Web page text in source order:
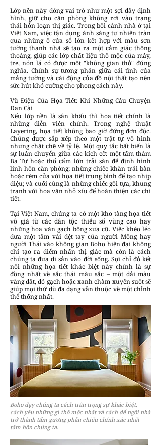
Lớp nền này đóng vai trò như một sợi dây định
hình, giữ cho căn phòng không rơi vào trạng
thái hỗn loạn thị giác. Trong bối cảnh nhà ở tại
Việt Nam, việc tận dụng ánh sáng tự nhiên tràn
qua những ô cửa sổ lớn kết hợp với màu sơn
tường thanh nhã sẽ tạo ra một cảm giác thông
thoáng, giúp các lớp chất liệu thô mộc của mây,
tre, nón lá có được một "không gian thở" đúng
nghĩa. Chính sự tương phản giữa cái tĩnh của
mảng tường và cái động của đồ nội thất tạo nên
sức hút khó cưỡng cho phong cách này.
Vũ Điệu Của Họa Tiết: Khi Những Câu Chuyện
Đan Cài
Nếu lớp nền là sân khấu thì họa tiết chính là
những diễn viên chính. Trong nghệ thuật
Layering, họa tiết không bao giờ đứng đơn độc.
Chúng được sắp xếp theo một trật tự vô hình
nhưng chặt chẽ về tỷ lệ. Một quy tắc bất biến là
sự luân chuyển giữa các kích cỡ: một tấm thảm
Ba Tư hoặc thổ cẩm lớn trải sàn để định hình
linh hồn căn phòng; những chiếc khăn trải bàn
hoặc rèm cửa với họa tiết trung bình để tạo nhịp
điệu; và cuối cùng là những chiếc gối tựa, khung
tranh với hoa văn nhỏ xíu để hoàn thiện các chi
tiết.
Tại Việt Nam, chúng ta có một kho tàng họa tiết
vô giá từ các dân tộc thiểu số vùng cao hay
những hoa văn gạch bông xưa cũ. Việc khéo léo
đưa một tấm vải dệt tay của người Mông hay
người Thái vào không gian Boho hiện đại không
chỉ tạo ra điểm nhấn thị giác mà còn là cách
chúng ta đưa di sản vào đời sống. Sợi chỉ đỏ kết
nối những họa tiết khác biệt này chính là sự
đồng nhất về sắc thái màu sắc – một dải màu
vàng đất, đỏ gạch hoặc xanh chàm xuyên suốt sẽ
giúp mọi thứ dù đa dạng vẫn thuộc về một chỉnh
thể thống nhất.
Boho dạy chúng ta cách trân trọng sự khác biệt,
cách yêu những gì thô mộc nhất và cách để ngôi nhà
trở thành tấm gương phản chiếu chính xác nhất
tâm hồn chúng ta.